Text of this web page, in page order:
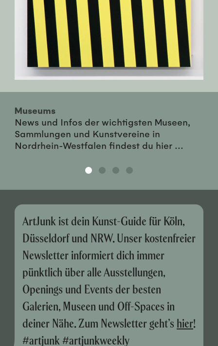
Museums
News und Infos der wichtigsten Museen,
Sammlungen und Kunstvereine in
Nordrhein-Westfalen findest du hier ...
ArtJunk ist dein Kunst-Guide für Köln,
Düsseldorf und NRW. Unser kostenfreier
Newsletter informiert dich immer
pünktlich über alle Ausstellungen,
Openings und Events der besten
Galerien, Museen und Off-Spaces in
deiner Nähe. Zum Newsletter geht’s hier!
#artjunk #artjunkweekly